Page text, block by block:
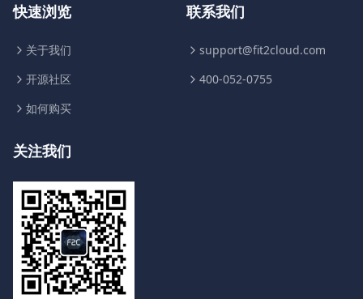
快速浏览
关于我们
开源社区
如何购买
联系我们
support@fit2cloud.com
400-052-0755
关注我们